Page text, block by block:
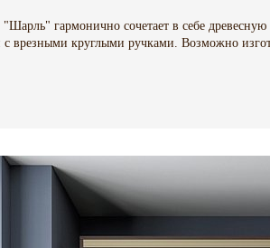
гармонично сочетает в себе древесную
с врезными круглыми ручками. Возможно